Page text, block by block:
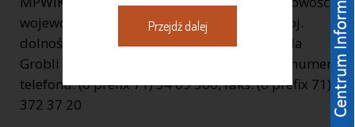
województwo, powiat: 50 – 421 Wrocław, woj.
dolnośląskie, ulica, nr domu, nr lokalu: ul. Na
Grobli 14/16, internet: www.mpwik.wroc.pl numer
telefonu: (0 prefix 71) 34 09 500, faks: (0 prefix 71)
372 37 20
Przejdź dalej